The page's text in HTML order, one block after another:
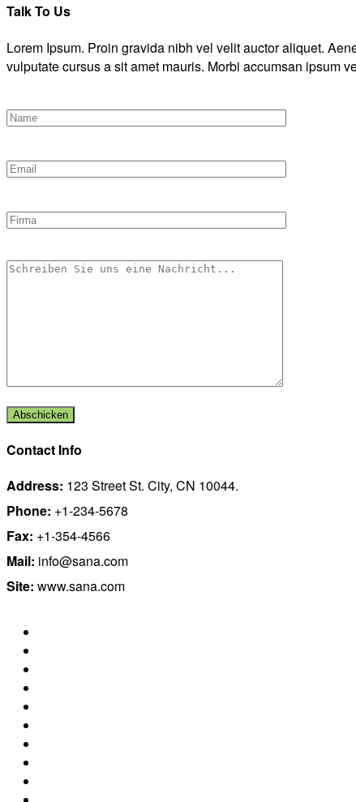
Talk To Us
Lorem Ipsum. Proin gravida nibh vel velit auctor aliquet.
vulputate cursus a sit amet mauris. Morbi accumsan ipsum
Contact Info
Address: 123 Street St. City, CN 10044.
Phone: +1-234-5678
Fax: +1-354-4566
Mail: info@sana.com
Site: www.sana.com